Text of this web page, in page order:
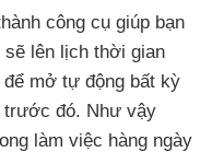
công cụ giúp bạn
sẽ lên lịch thời gian
để mở tự động bất kỳ
trước đó. Như vậy
làm việc hàng ngày